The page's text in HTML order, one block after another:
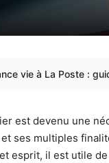
vie à La Poste :
est devenu une
ses multiples
esprit, il est utile